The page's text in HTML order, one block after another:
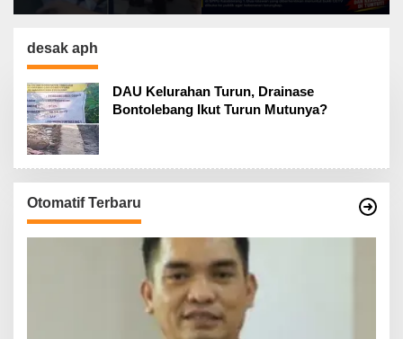
Propam Usai
Tewaskan Balita
Korwil BGN Takalar
desak aph
DAU Kelurahan Turun, Drainase
Bontolebang Ikut Turun Mutunya?
Otomatif Terbaru